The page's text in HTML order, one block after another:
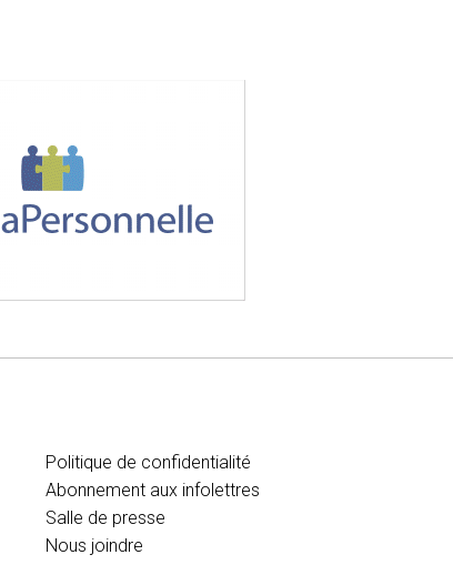
Politique de confidentialité
Abonnement aux infolettres
Salle de presse
Nous joindre